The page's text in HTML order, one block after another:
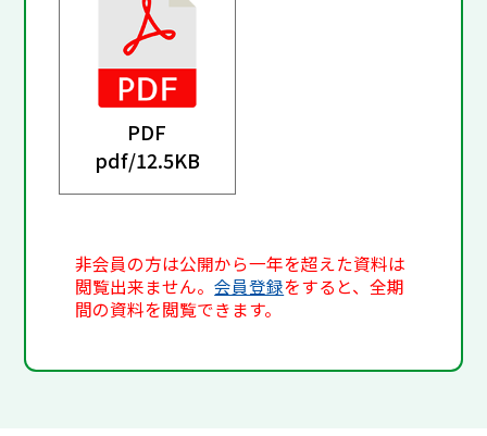
PDF
pdf/12.5KB
非会員の方は公開から一年を超えた資料は
閲覧出来ません。会員登録をすると、全期
間の資料を閲覧できます。